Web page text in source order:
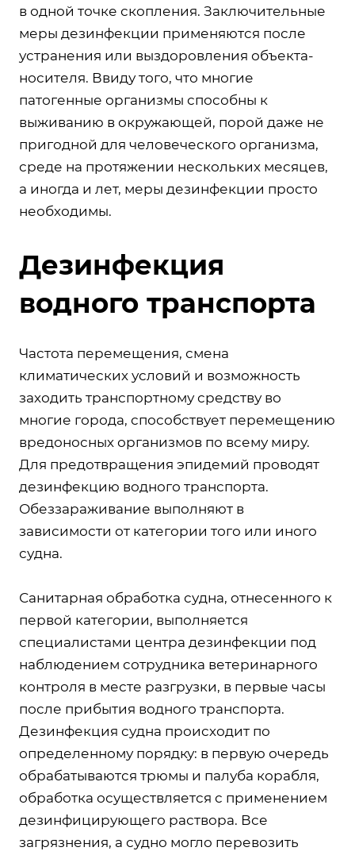
в одной точке скопления. Заключительные
меры дезинфекции применяются после
устранения или выздоровления объекта-
носителя. Ввиду того, что многие
патогенные организмы способны к
выживанию в окружающей, порой даже не
пригодной для человеческого организма,
среде на протяжении нескольких месяцев,
а иногда и лет, меры дезинфекции просто
необходимы.
Дезинфекция
водного транспорта
Частота перемещения, смена
климатических условий и возможность
заходить транспортному средству во
многие города, способствует перемещению
вредоносных организмов по всему миру.
Для предотвращения эпидемий проводят
дезинфекцию водного транспорта.
Обеззараживание выполняют в
зависимости от категории того или иного
судна.
Санитарная обработка судна, отнесенного к
первой категории, выполняется
специалистами центра дезинфекции под
наблюдением сотрудника ветеринарного
контроля в месте разгрузки, в первые часы
после прибытия водного транспорта.
Дезинфекция судна происходит по
определенному порядку: в первую очередь
обрабатываются трюмы и палуба корабля,
обработка осуществляется с применением
дезинфицирующего раствора. Все
загрязнения, а судно могло перевозить